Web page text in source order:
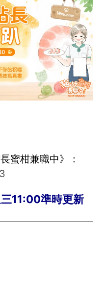
蜜柑兼職中》：
11:00準時更新